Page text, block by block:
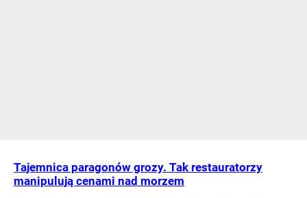
Tajemnica paragonów grozy. Tak restauratorzy
manipulują cenami nad morzem